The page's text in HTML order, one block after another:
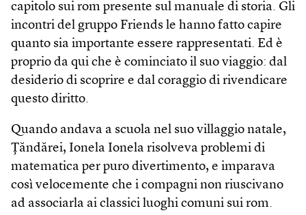
capitolo sui rom presente sul manuale di storia. Gli
incontri del gruppo Friends le hanno fatto capire
quanto sia importante essere rappresentati. Ed è
proprio da qui che è cominciato il suo viaggio: dal
desiderio di scoprire e dal coraggio di rivendicare
questo diritto.
Quando andava a scuola nel suo villaggio natale,
Ţăndărei, Ionela Ionela risolveva problemi di
matematica per puro divertimento, e imparava
così velocemente che i compagni non riuscivano
ad associarla ai classici luoghi comuni sui rom.